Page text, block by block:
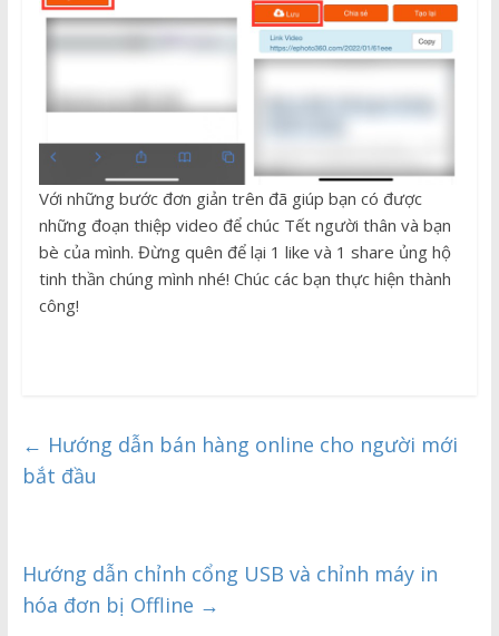
Với những bước đơn giản trên đã giúp bạn có được
những đoạn thiệp video để chúc Tết người thân và bạn
bè của mình. Đừng quên để lại 1 like và 1 share ủng hộ
tinh thần chúng mình nhé! Chúc các bạn thực hiện thành
công!
← Hướng dẫn bán hàng online cho người mới
bắt đầu
Hướng dẫn chỉnh cổng USB và chỉnh máy in
hóa đơn bị Offline →